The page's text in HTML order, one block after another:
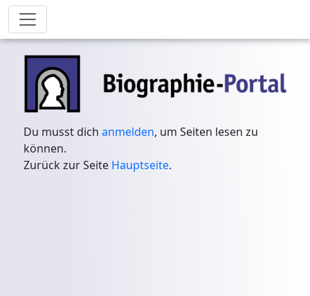
Du musst dichanmelden, um Seiten lesen zu
können.
Zurück zur Seite Hauptseite.